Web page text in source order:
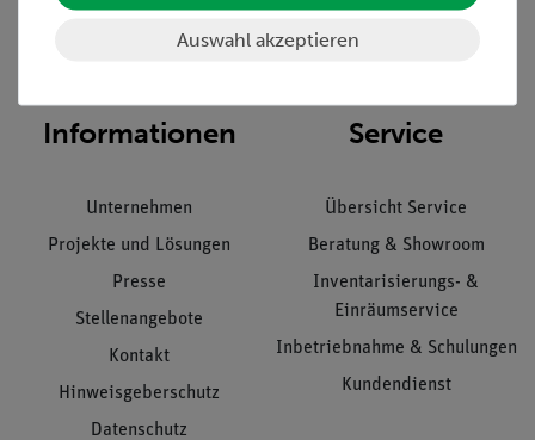
Informationen
Unternehmen
Projekte und Lösungen
Presse
Stellenangebote
Kontakt
Hinweisgeberschutz
Datenschutz
Service
Übersicht Service
Beratung & Showroom
Inventarisierungs- &
Einräumservice
Inbetriebnahme & Schulungen
Kundendienst
Auswahl akzeptieren